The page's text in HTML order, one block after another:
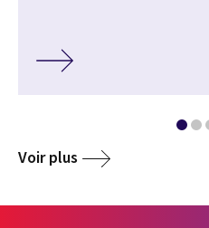
Voir plus